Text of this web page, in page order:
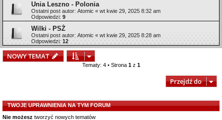
Unia Leszno - Polonia
Ostatni post autor: Atomic « wt kwie 29, 2025 8:32 am
Odpowiedzi: 9
Wilki - PSŻ
Ostatni post autor: Atomic « wt kwie 29, 2025 8:28 am
Odpowiedzi: 12
NOWY TEMAT
Tematy: 4 • Strona 1z 1
Przejdź do
TWOJE UPRAWNIENIA NA TYM FORUM
Nie możesz tworzyć nowych tematów